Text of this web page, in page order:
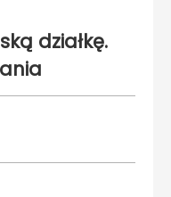
działkę.